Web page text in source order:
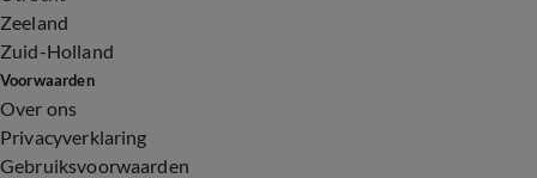
Zeeland
Zuid-Holland
Voorwaarden
Over ons
Privacyverklaring
Gebruiksvoorwaarden